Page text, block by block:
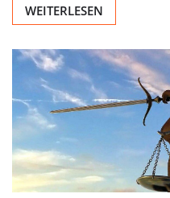
WEITERLESEN